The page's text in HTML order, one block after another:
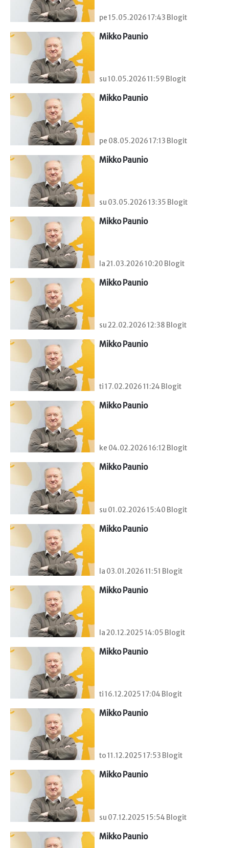
pe 15.05.2026 17:43 Blogit
Mikko Paunio
su 10.05.2026 11:59 Blogit
Mikko Paunio
pe 08.05.2026 17:13 Blogit
Mikko Paunio
su 03.05.2026 13:35 Blogit
Mikko Paunio
la 21.03.2026 10:20 Blogit
Mikko Paunio
su 22.02.2026 12:38 Blogit
Mikko Paunio
ti 17.02.2026 11:24 Blogit
Mikko Paunio
ke 04.02.2026 16:12 Blogit
Mikko Paunio
su 01.02.2026 15:40 Blogit
Mikko Paunio
la 03.01.2026 11:51 Blogit
Mikko Paunio
la 20.12.2025 14:05 Blogit
Mikko Paunio
ti 16.12.2025 17:04 Blogit
Mikko Paunio
to 11.12.2025 17:53 Blogit
Mikko Paunio
su 07.12.2025 15:54 Blogit
Mikko Paunio